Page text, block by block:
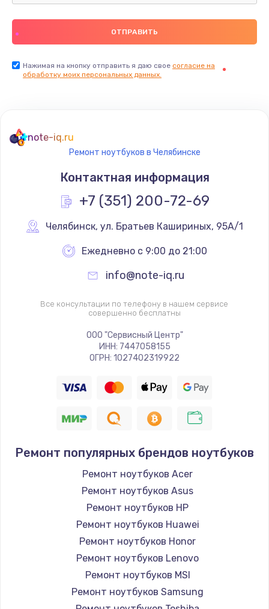
Нажимая на кнопку отправить я даю свое согласие на
обработку моих персональных данных.
note-iq.ru
Ремонт ноутбуков в Челябинске
Контактная информация
+7 (351) 200-72-69
Челябинск, ул. Братьев Кашириных, 95А/1
Ежедневно с 9:00 до 21:00
info@note-iq.ru
Все консультации по телефону в нашем сервисе
совершенно бесплатны
ООО "Сервисный Центр"
ИНН: 7447058155
ОГРН: 1027402319922
Ремонт популярных брендов ноутбуков
Ремонт ноутбуков Acer
Ремонт ноутбуков Asus
Ремонт ноутбуков HP
Ремонт ноутбуков Huawei
Ремонт ноутбуков Honor
Ремонт ноутбуков Lenovo
Ремонт ноутбуков MSI
Ремонт ноутбуков Samsung